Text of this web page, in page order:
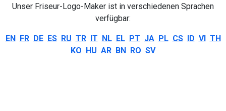
Unser Friseur-Logo-Maker ist in verschiedenen Sprachen
verfügbar:
EN FR DE ES RU TR IT NL EL PT JA PL CS ID VI TH
KO HU AR BN RO SV